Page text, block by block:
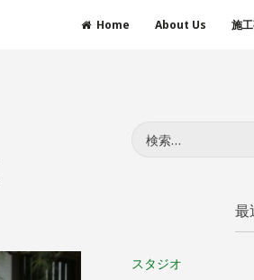
Home About Us 施
最
スタジオ